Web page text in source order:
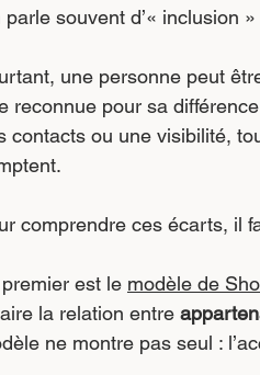
parle souvent d’« inclusion
une personne peut
reconnue pour sa
contacts ou une visibilité,
comprendre ces écarts, il
est le modèle de
la relation entre
ne montre pas seul :